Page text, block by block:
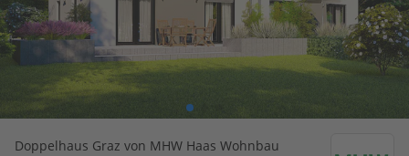
Doppelhaus Graz von MHW Haas Wohnbau